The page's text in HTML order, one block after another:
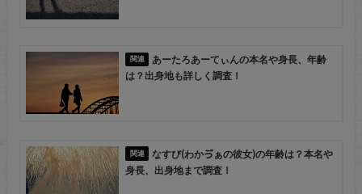
あーたろあーてぃんの本名や身長、年齢
は？出身地も詳しく調査！
なすび(わかゔぁの彼女)の年齢は？本名や
身長、出身地まで調査！